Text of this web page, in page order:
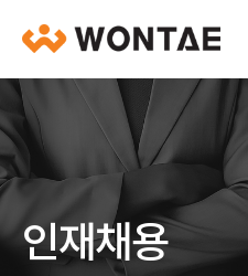
인재채용